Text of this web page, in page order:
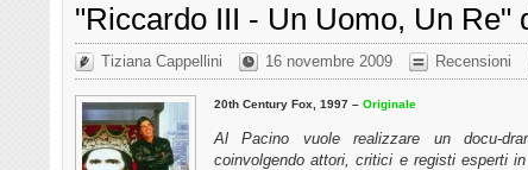
"Riccardo III - Un Uomo, Un Re"
Tiziana Cappellini 16 novembre 2009 Recensioni
20th Century Fox, 1997 – Originale
Al Pacino vuole realizzare un docu-
coinvolgendo attori, critici e registi esperti